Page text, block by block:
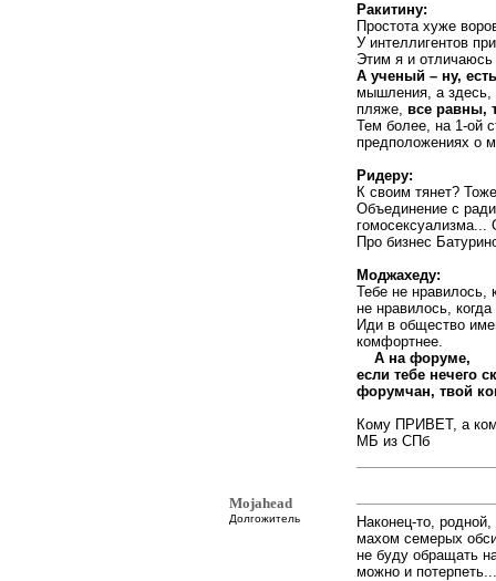
Ракитину:
Простота хуже
У интеллигентов
Этим я и отличаюсь
А ученый – ну,
мышления, а здесь,
пляже, все равны,
Тем более, на 1-ой
предположениях о
Ридеру:
К своим тянет?
Объединение с
гомосексуализма...
Про бизнес
Моджахеду:
Тебе не нравилось,
не нравилось,
Иди в общество
комфортнее.
А на форуме,
если тебе нечего
форумчан, твой
Кому ПРИВЕТ, а
МБ из СПб
Mojahead
Долгожитель
Наконец-то,
махом семерых
не буду обращать
можно и потерпеть...